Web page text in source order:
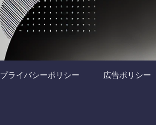
プライバシーポリシー 広告ポリシー